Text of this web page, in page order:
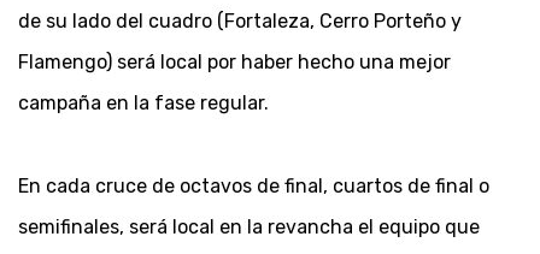
de su lado del cuadro (Fortaleza, Cerro Porteño y
Flamengo) será local por haber hecho una mejor
campaña en la fase regular.
En cada cruce de octavos de final, cuartos de final o
semifinales, será local en la revancha el equipo que